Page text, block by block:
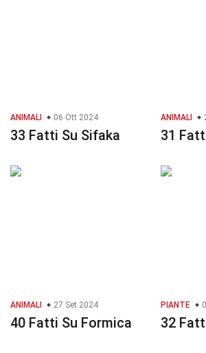
ANIMALI 06 Ott 2024
33 Fatti Su Sifaka
ANIMALI
31
ANIMALI 27 Set 2024
40 Fatti Su Formica
PIANTE
32